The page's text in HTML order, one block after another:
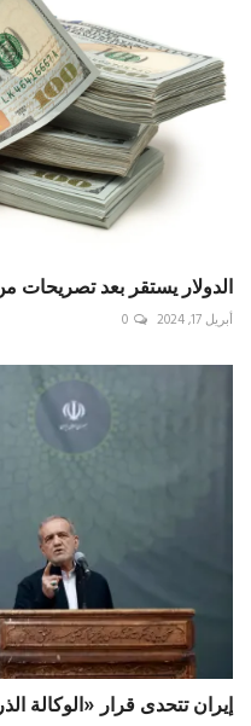
الدولار يستقر بعد تصريحات
أبريل 17, 2024 0
إيران تتحدى قرار «الوكالة